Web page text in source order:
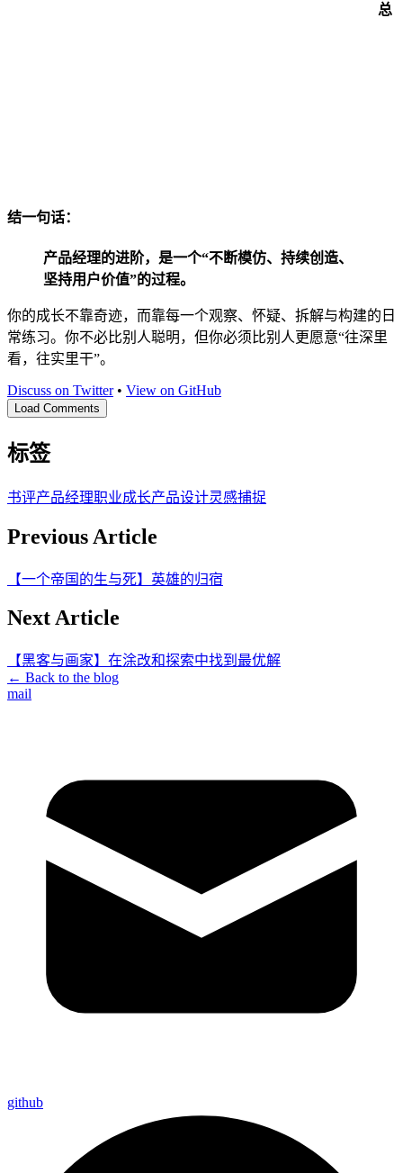
总
结一句话：
产品经理的进阶，是一个“不断模仿、持续创造、
坚持用户价值”的过程。
你的成长不靠奇迹，而靠每一个观察、怀疑、拆解与构建的日
常练习。你不必比别人聪明，但你必须比别人更愿意“往深里
看，往实里干”。
Discuss on Twitter• View on GitHub
Load Comments
标签
书评产品经理职业成长产品设计灵感捕捉
Previous Article
【一个帝国的生与死】英雄的归宿
Next Article
【黑客与画家】在涂改和探索中找到最优解
← Back to the blog
mail
github